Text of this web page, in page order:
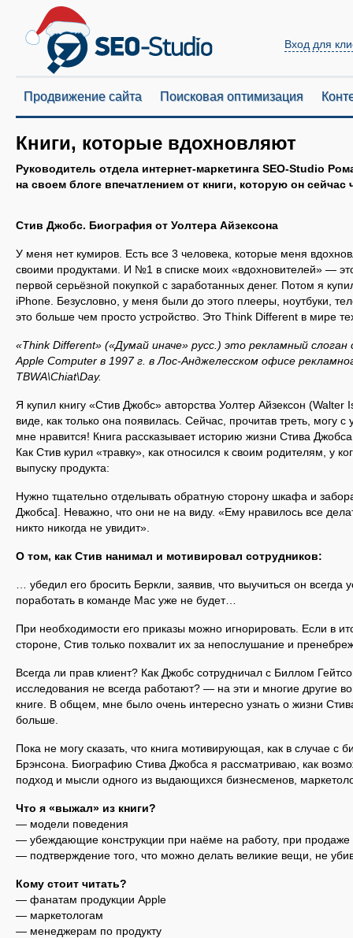
Вход для
Продвижение сайта Поисковая оптимизация
Книги, которые вдохновляют
Руководитель отдела интернет-маркетинга SEO-Studio
на своем блоге впечатлением от книги, которую он сейчас
Стив Джобс. Биография от Уолтера Айзексона
У меня нет кумиров. Есть все 3 человека, которые меня
своими продуктами. И №1 в списке моих «вдохновителей» —
первой серьёзной покупкой с заработанных денег. Потом я
iPhone. Безусловно, у меня были до этого плееры, ноутбуки,
это больше чем просто устройство. Это Think Different в мире
«Think Different» («Думай иначе» русс.) это рекламный слоган
Apple Computer в 1997 г. в Лос-Анджелесском офисе
TBWA\Chiat\Day.
Я купил книгу «Стив Джобс» авторства Уолтер Айзексон (Walter
виде, как только она появилась. Сейчас, прочитав треть, могу с
мне нравится! Книга рассказывает историю жизни Стива
Как Стив курил «травку», как относился к своим родителям, у
выпуску продукта:
Нужно тщательно отделывать обратную сторону шкафа и
Джобса]. Неважно, что они не на виду. «Ему нравилось все
никто никогда не увидит».
О том, как Стив нанимал и мотивировал сотрудников:
… убедил его бросить Беркли, заявив, что выучиться он всегда
поработать в команде Mac уже не будет…
При необходимости его приказы можно игнорировать. Если в
стороне, Стив только похвалит их за непослушание и
Всегда ли прав клиент? Как Джобс сотрудничал с Биллом
исследования не всегда работают? — на эти и многие другие
книге. В общем, мне было очень интересно узнать о жизни
больше.
Пока не могу сказать, что книга мотивирующая, как в случае с
Брэнсона. Биографию Стива Джобса я рассматриваю, как
подход и мысли одного из выдающихся бизнесменов,
Что я «выжал» из книги?
— модели поведения
— убеждающие конструкции при наёме на работу, при продаже
— подтверждение того, что можно делать великие вещи, не
Кому стоит читать?
— фанатам продукции Apple
— маркетологам
— менеджерам по продукту